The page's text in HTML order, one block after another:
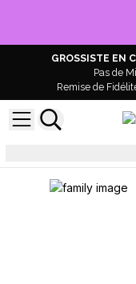
GROSSISTE EN
Pas de
Remise de